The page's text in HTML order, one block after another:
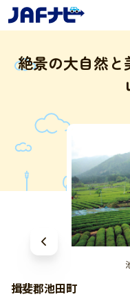
絶景の大自然
揖斐郡池田町